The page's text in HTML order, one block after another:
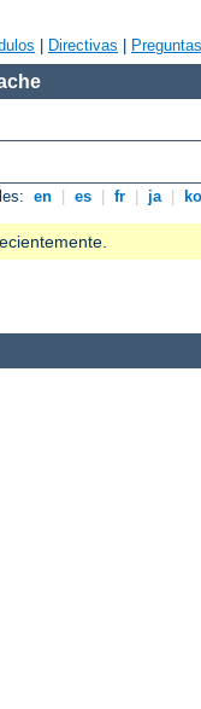
Directivas
en es fr ja ko